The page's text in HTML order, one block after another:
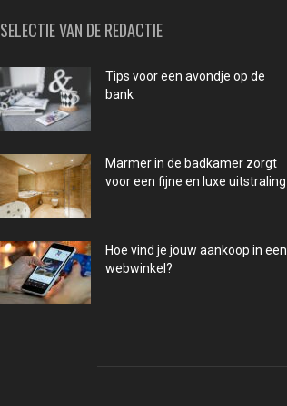
SELECTIE VAN DE REDACTIE
Tips voor een avondje op de
bank
Marmer in de badkamer zorgt
voor een fijne en luxe uitstraling
Hoe vind je jouw aankoop in een
webwinkel?